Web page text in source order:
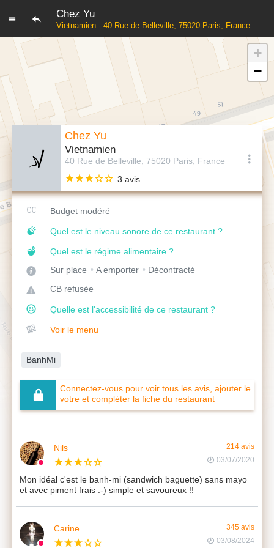
Chez Yu
Vietnamien - 40 Rue de Belleville, 75020 Paris, France
Chez Yu
Vietnamien
40 Rue de Belleville, 75020 Paris, France
3 avis
Budget modéré
Quel est le niveau sonore de ce restaurant ?
Quel est le régime alimentaire ?
Sur place
A emporter
Décontracté
CB refusée
Quelle est l'accessibilité de ce restaurant ?
Voir le menu
BanhMi
Connectez-vous pour voir tous les avis, ajouter le
votre et compléter la fiche du restaurant
Nils
214 avis
03/07/2020
Mon idéal c'est le banh-mi (sandwich baguette) sans mayo
et avec piment frais :-) simple et savoureux !!
Carine
345 avis
03/08/2024
+
−